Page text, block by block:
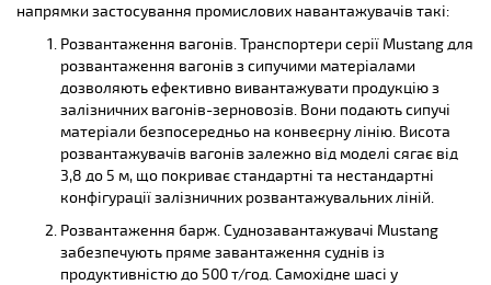
напрямки застосування промислових навантажувачів такі:
Розвантаження вагонів. Транспортери серії Mustang для
розвантаження вагонів з сипучими матеріалами
дозволяють ефективно вивантажувати продукцію з
залізничних вагонів-зерновозів. Вони подають сипучі
матеріали безпосередньо на конвеєрну лінію. Висота
розвантажувачів вагонів залежно від моделі сягає від
3,8 до 5 м, що покриває стандартні та нестандартні
конфігурації залізничних розвантажувальних ліній.
Розвантаження барж. Суднозавантажувачі Mustang
забезпечують пряме завантаження суднів із
продуктивністю до 500 т/год. Самохідне шасі у